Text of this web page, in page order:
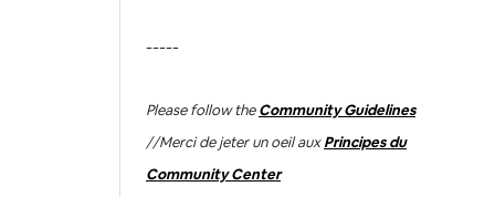
-----
Please follow the Community Guidelines
//Merci de jeter un oeil aux Principes du
Community Center